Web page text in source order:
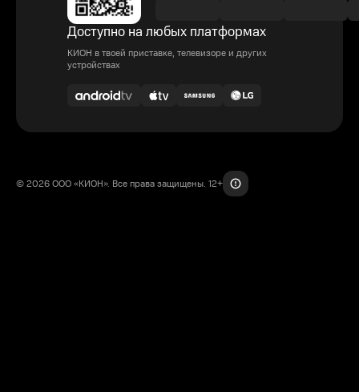
Доступно на любых платформах
КИОН в твоей приставке, телевизоре и других
устройствах
© 2026 ООО «КИОН». Все права защищены. 12+